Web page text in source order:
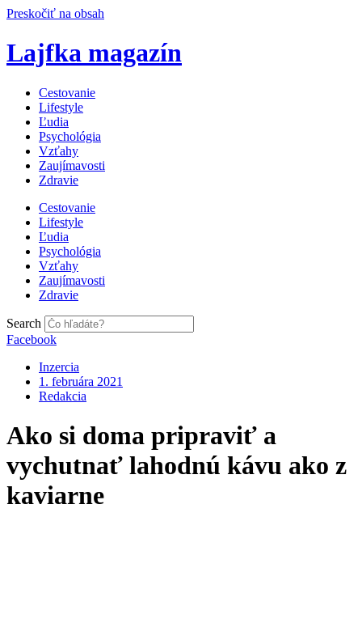
Preskočiť na obsah
Lajfka magazín
Cestovanie
Lifestyle
Ľudia
Psychológia
Vzťahy
Zaujímavosti
Zdravie
Cestovanie
Lifestyle
Ľudia
Psychológia
Vzťahy
Zaujímavosti
Zdravie
Search
Facebook
Inzercia
1. februára 2021
Redakcia
Ako si doma pripraviť a
vychutnať lahodnú kávu ako z
kaviarne